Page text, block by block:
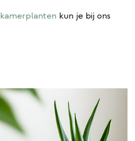
kamerplanten kun je bij ons